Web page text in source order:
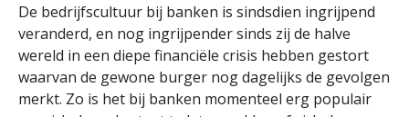
De bedrijfscultuur bij banken is sindsdien ingrijpend
veranderd, en nog ingrijpender sinds zij de halve
wereld in een diepe financiële crisis hebben gestort
waarvan de gewone burger nog dagelijks de gevolgen
merkt. Zo is het bij banken momenteel erg populair